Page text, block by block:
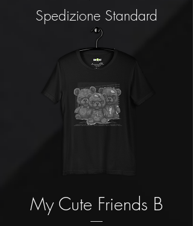
Spedizione Standard
My Cute Friends B